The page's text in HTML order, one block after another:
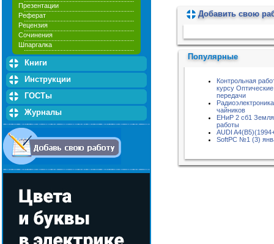
Презентации
Реферат
Рецензия
Сочинения
Шпаргалка
Книги
Инструкции
ГОСТы
Журналы
Добавить свою
Популярные
Контрольная
курсу
передачи
чайников
ЕНиР 2 сб1
работы
AUDI
SoftPC №1 (3)